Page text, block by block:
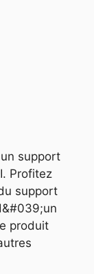
support
Profitez
support
produit